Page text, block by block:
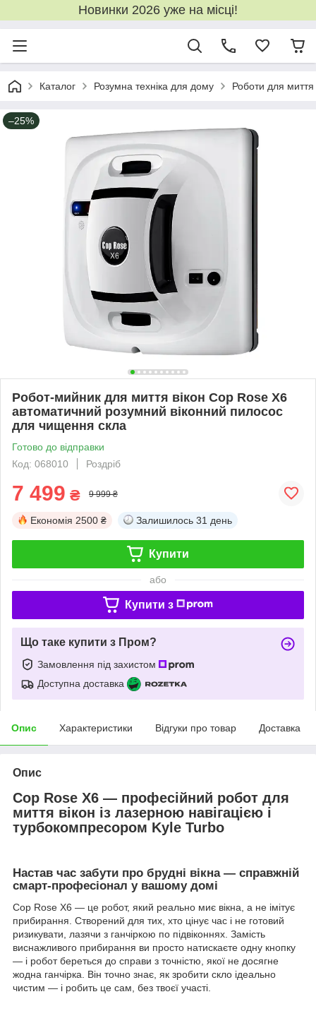
Новинки 2026 уже на місці!
Каталог Розумна техніка для дому Роботи для миття
–25%
Робот-мийник для миття вікон Cop Rose X6
автоматичний розумний віконний пилосос
для чищення скла
Готово до відправки
Код: 068010
Роздріб
7 499 ₴ 9 999 ₴
Економія 2500 ₴ Залишилось 31 день
Купити
або
Купити з
Що таке купити з Пром?
Замовлення під захистом
Доступна доставка
Опис Характеристики Відгуки про товар Доставка
Опис
Cop Rose X6 — професійний робот для
миття вікон із лазерною навігацією і
турбокомпресором Kyle Turbo
Настав час забути про брудні вікна — справжній
смарт-професіонал у вашому домі
Cop Rose X6 — це робот, який реально миє вікна, а не імітує
прибирання. Створений для тих, хто цінує час і не готовий
ризикувати, лазячи з ганчіркою по підвіконнях. Замість
виснажливого прибирання ви просто натискаєте одну кнопку
— і робот береться до справи з точністю, якої не досягне
жодна ганчірка. Він точно знає, як зробити скло ідеально
чистим — і робить це сам, без твоєї участі.